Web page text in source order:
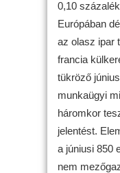
0,10
Európában
az olasz ipar
francia
tükröző
munkaügyi
háromkor
jelentést.
a júniusi 850
nem